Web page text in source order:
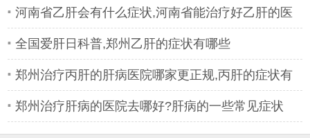
有哪些
河南省乙肝会有什么症状,河南省能治疗好乙肝的医
院全国爱肝日科普,郑州乙肝的症状有哪些
郑州治疗丙肝的肝病医院哪家更正规,丙肝的症状有
哪些
郑州治疗肝病的医院去哪好?肝病的一些常见症状